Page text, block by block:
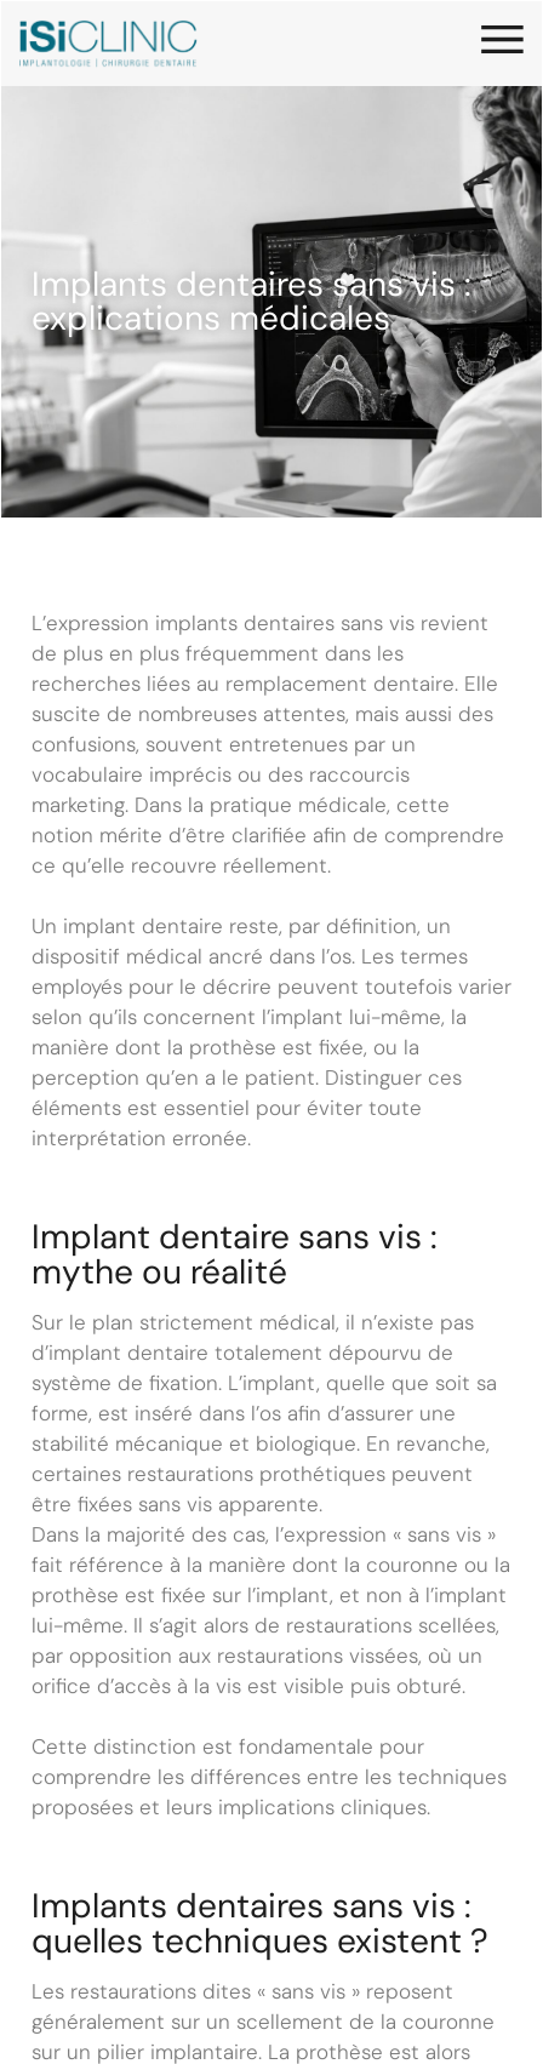
Implants dentaires sans vis :
explications médicales
L’expression implants dentaires sans vis revient
de plus en plus fréquemment dans les
recherches liées au remplacement dentaire. Elle
suscite de nombreuses attentes, mais aussi des
confusions, souvent entretenues par un
vocabulaire imprécis ou des raccourcis
marketing. Dans la pratique médicale, cette
notion mérite d’être clarifiée afin de comprendre
ce qu’elle recouvre réellement.
Un implant dentaire reste, par définition, un
dispositif médical ancré dans l’os. Les termes
employés pour le décrire peuvent toutefois varier
selon qu’ils concernent l’implant lui-même, la
manière dont la prothèse est fixée, ou la
perception qu’en a le patient. Distinguer ces
éléments est essentiel pour éviter toute
interprétation erronée.
Implant dentaire sans vis :
mythe ou réalité
Sur le plan strictement médical, il n’existe pas
d’implant dentaire totalement dépourvu de
système de fixation. L’implant, quelle que soit sa
forme, est inséré dans l’os afin d’assurer une
stabilité mécanique et biologique. En revanche,
certaines restaurations prothétiques peuvent
être fixées sans vis apparente.
Dans la majorité des cas, l’expression « sans vis »
fait référence à la manière dont la couronne ou la
prothèse est fixée sur l’implant, et non à l’implant
lui-même. Il s’agit alors de restaurations scellées,
par opposition aux restaurations vissées, où un
orifice d’accès à la vis est visible puis obturé.
Cette distinction est fondamentale pour
comprendre les différences entre les techniques
proposées et leurs implications cliniques.
Implants dentaires sans vis :
quelles techniques existent ?
Les restaurations dites « sans vis » reposent
généralement sur un scellement de la couronne
sur un pilier implantaire. La prothèse est alors